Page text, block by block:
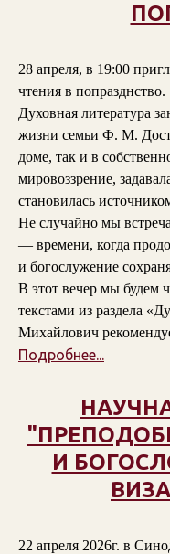
28 апреля, в 19:00
чтения в попразднство.
Духовная литература
жизни семьи Ф. М.
доме, так и в
мировоззрение,
становилась
Не случайно мы
— времени, когда
и богослужение
В этот вечер мы будем
текстами из раздела
Михайлович
Подробнее...
И
22 апреля 2026г. в